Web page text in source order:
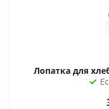
Лопатка для